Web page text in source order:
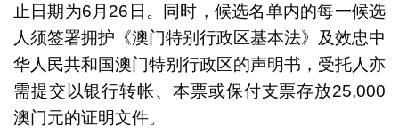
止日期为6月26日。同时，候选名单内的每一候选
人须签署拥护《澳门特别行政区基本法》及效忠中
华人民共和国澳门特别行政区的声明书，受托人亦
需提交以银行转帐、本票或保付支票存放25,000
澳门元的证明文件。